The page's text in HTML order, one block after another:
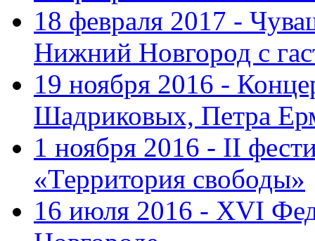
18 февраля 2017 -
Нижний Новгород с
19 ноября 2016 -
Шадриковых, Петра
1 ноября 2016 - II
«Территория свободы»
16 июля 2016 - XVI